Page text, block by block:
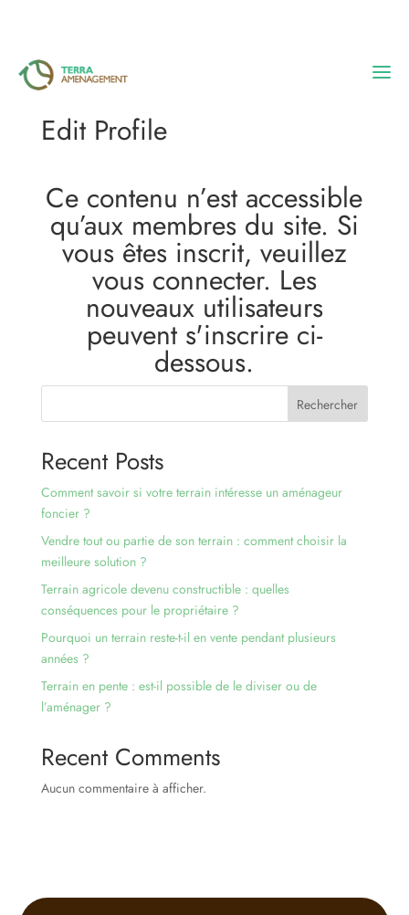
Nos réalisations
L’entreprise
Blog
Contact
Edit Profile
Ce contenu n’est accessible
qu’aux membres du site. Si
vous êtes inscrit, veuillez
vous connecter. Les
nouveaux utilisateurs
peuvent s'inscrire ci-
dessous.
Rechercher
Recent Posts
Comment savoir si votre terrain intéresse un aménageur
foncier ?
Vendre tout ou partie de son terrain : comment choisir la
meilleure solution ?
Terrain agricole devenu constructible : quelles
conséquences pour le propriétaire ?
Pourquoi un terrain reste-t-il en vente pendant plusieurs
années ?
Terrain en pente : est-il possible de le diviser ou de
l’aménager ?
Recent Comments
Aucun commentaire à afficher.